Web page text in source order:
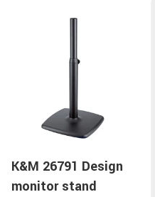
K&M 26791 Design
monitor stand